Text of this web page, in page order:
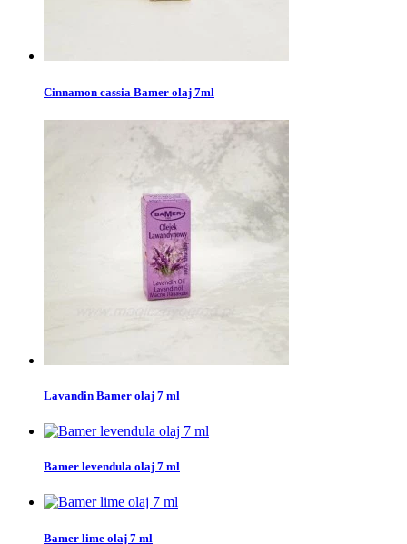
Cinnamon cassia Bamer olaj 7ml
Lavandin Bamer olaj 7 ml
Bamer levendula olaj 7 ml
Bamer lime olaj 7 ml